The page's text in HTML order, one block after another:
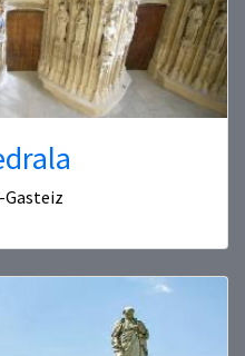
Gasteiz